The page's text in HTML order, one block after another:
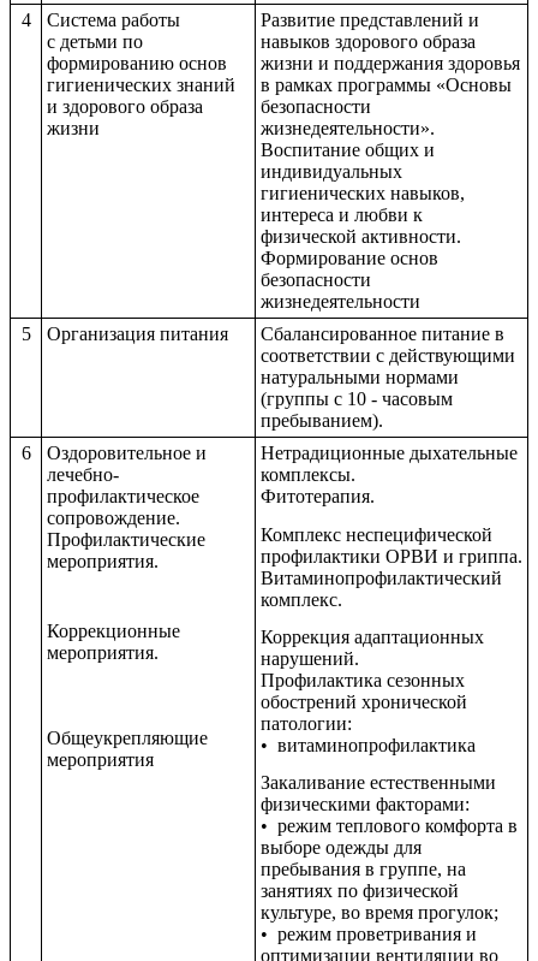
4
Система работы
с детьми по
формированию основ
гигиенических знаний
и здорового образа
жизни
Развитие представлений и
навыков здорового образа
жизни и поддержания здоровья
в рамках программы «Основы
безопасности
жизнедеятельности».
Воспитание общих и
индивидуальных
гигиенических навыков,
интереса и любви к
физической активности.
Формирование основ
безопасности
жизнедеятельности
5
Организация питания
Сбалансированное питание в
соответствии с действующими
натуральными нормами
(группы с 10 - часовым
пребыванием).
6
Оздоровительное и
лечебно-
профилактическое
сопровождение.
Профилактические
мероприятия.
Коррекционные
мероприятия.
Общеукрепляющие
мероприятия
Нетрадиционные дыхательные
комплексы.
Фитотерапия.
Комплекс неспецифической
профилактики ОРВИ и гриппа.
Витаминопрофилактический
комплекс.
Коррекция адаптационных
нарушений.
Профилактика сезонных
обострений хронической
патологии:
• витаминопрофилактика
Закаливание естественными
физическими факторами:
• режим теплового комфорта в
выборе одежды для
пребывания в группе, на
занятиях по физической
культуре, во время прогулок;
• режим проветривания и
оптимизации вентиляции во